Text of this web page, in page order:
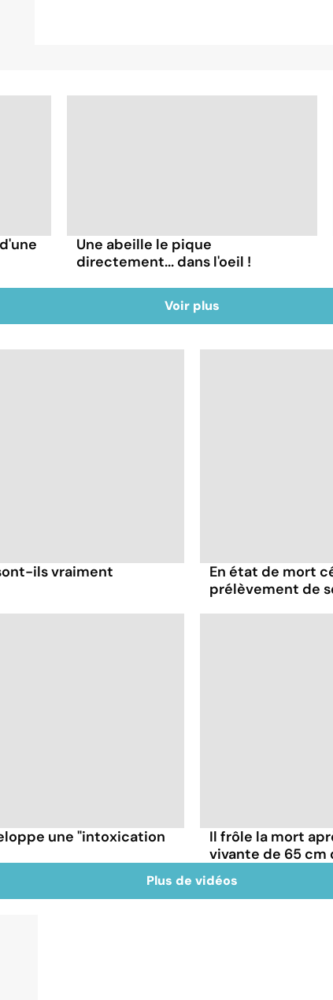
Une abeille le pique
directement... dans l'oeil !
Voir plus
ils vraiment
En état de mort
prélèvement de
une "intoxication
Il frôle la mort
vivante de 65 cm
Plus de vidéos